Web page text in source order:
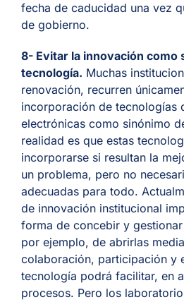
fecha de caducidad una vez
de gobierno.
8- Evitar la innovación como
tecnología. Muchas
renovación, recurren
incorporación de tecnologías
electrónicas como sinónimo
realidad es que estas
incorporarse si resultan la
un problema, pero no
adecuadas para todo.
de innovación institucional
forma de concebir y
por ejemplo, de abrirlas
colaboración, participación y
tecnología podrá facilitar, en
procesos. Pero los